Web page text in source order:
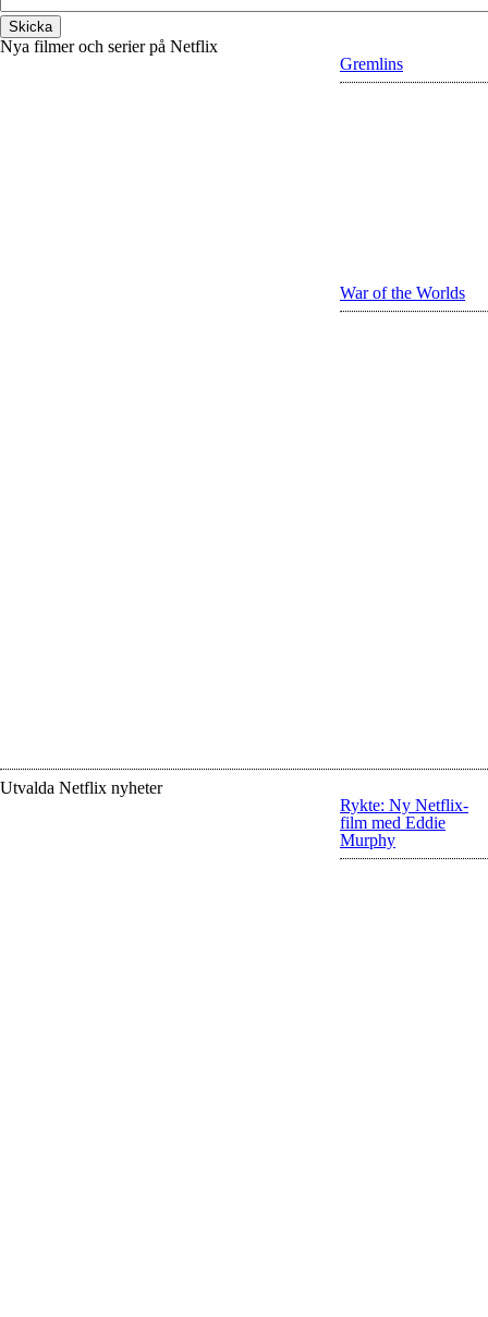
Nya filmer och serier på Netflix
Gremlins
War of the Worlds
Utvalda Netflix nyheter
Rykte: Ny Netflix-
film med Eddie
Murphy